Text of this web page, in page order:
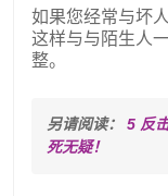
如果您经常与坏
这样与与陌生人
整。
另请阅读： 5 反
死无疑！